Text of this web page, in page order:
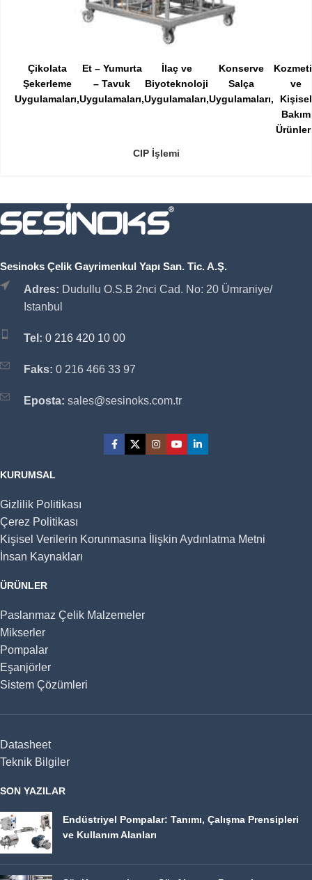
Çikolata
Şekerleme
Uygulamaları
Et – Yumurta
– Tavuk
Uygulamaları
İlaç ve
Biyoteknoloji
Uygulamaları
Konserve
Salça
Uygulamaları
ve
Kişisel
Bakım
CIP İşlemi
Sesinoks Çelik Gayrimenkul Yapı San. Tic. A.Ş.
Adres: Dudullu O.S.B 2nci Cad. No: 20 Ümraniye/
Istanbul
Tel: 0 216 420 10 00
Faks: 0 216 466 33 97
Eposta: sales@sesinoks.com.tr
KURUMSAL
Gizlilik Politikası
Çerez Politikası
Kişisel Verilerin Korunmasına İlişkin Aydınlatma Metni
İnsan Kaynakları
ÜRÜNLER
Paslanmaz Çelik Malzemeler
Mikserler
Pompalar
Eşanjörler
Sistem Çözümleri
Datasheet
Teknik Bilgiler
SON YAZILAR
Endüstriyel Pompalar: Tanımı, Çalışma Prensipleri
ve Kullanım Alanları